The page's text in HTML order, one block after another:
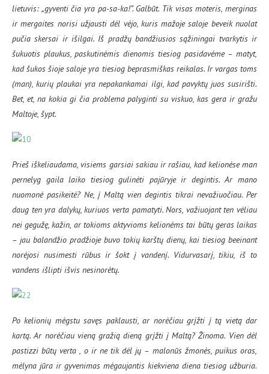
lietuvis: „gyventi čia yra pa-sa-ka!”. Galbūt. Tik visas moteris, merginas
ir mergaites norisi užjausti dėl vėjo, kuris mažoje saloje beveik nuolat
pučia skersai ir išilgai. Iš pradžų bandžiusios sąžiningai tvarkytis ir
šukuotis plaukus, paskutinėmis dienomis tiesiog pasidavėme – matyt,
kad šukos šioje saloje yra tiesiog beprasmiškas reikalas. Ir vargas toms
(man), kurių plaukai yra nepakankamai ilgi, kad pavyktų juos susirišti.
Bet, et, na kokia gi čia problema palyginti su viskuo, kas gera ir gražu
Maltoje, šypt.
Prieš iškeliaudama, visiems garsiai sakiau ir rašiau, kad kelionėse man
pernelyg gaila laiko tiesiog gulinėti pajūryje ir degintis. Ar mano
nuomonė pasikeitė? Ne, į Maltą vien degintis tikrai nevažiuočiau. Per
daug ten yra dalykų, kuriuos verta pamatyti. Nors, važiuojant ten vėliau
nei gegužę, kažin, ar tokioms aktyvioms kelionėms tai būtų geras laikas
– jau balandžio pradžioje buvo tokių karštų dienų, kai tiesiog beeinant
norėjosi nusimesti rūbus ir šokt į vandenį. Vidurvasarį, tikiu, iš to
vandens išlipti išvis nesinorėtų.
Po kelionių mėgstu savęs paklausti, ar norėčiau grįžti į tą vietą dar
kartą. Ar norėčiau vieną gražią dieną grįžti į Maltą? Žinoma. Vien dėl
pastizzi būtų verta , o ir ne tik dėl jų – malonūs žmonės, puikus oras,
mėlyna jūra ir gyvenimas mėgaujantis kiekviena diena tiesiog užburia.